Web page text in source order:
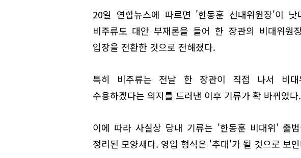
20일 연합뉴스에 따르면 '한동훈 선대위원장'이 낫
비주류도 대안 부재론을 들어 한 장관의 비대위원
입장을 전환한 것으로 전해졌다.
특히 비주류는 전날 한 장관이 직접 나서 비대
수용하겠다는 의지를 드러낸 이후 기류가 확 바뀌었다.
이에 따라 사실상 당내 기류는 '한동훈 비대위' 출
정리된 모양새다. 영입 형식은 '추대'가 될 것으로 보